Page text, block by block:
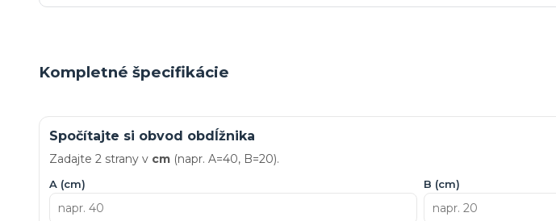
Kompletné špecifikácie
Spočítajte si obvod obdĺžnika
Zadajte 2 strany v cm (napr. A=40, B=20).
A (cm) B (cm)